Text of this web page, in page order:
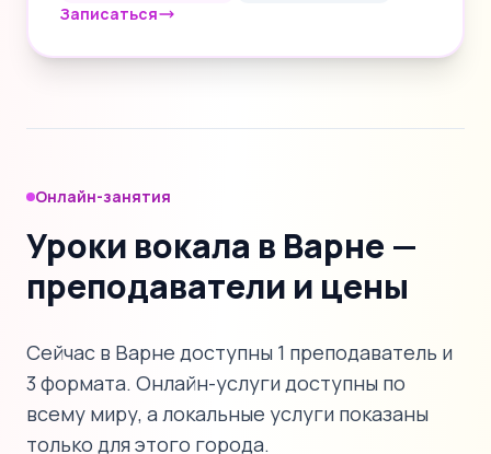
Записаться
Онлайн-занятия
Уроки вокала в Варне —
преподаватели и цены
Сейчас в Варне доступны 1 преподаватель и
3 формата. Онлайн-услуги доступны по
всему миру, а локальные услуги показаны
только для этого города.